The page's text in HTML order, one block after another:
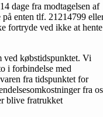
dage fra modtagelsen af
enten tlf. 21214799
fortryde ved ikke at hente
ved købstidspunktet. Vi
i forbindelse med
fra tidspunktet for
fra os
blive fratrukket